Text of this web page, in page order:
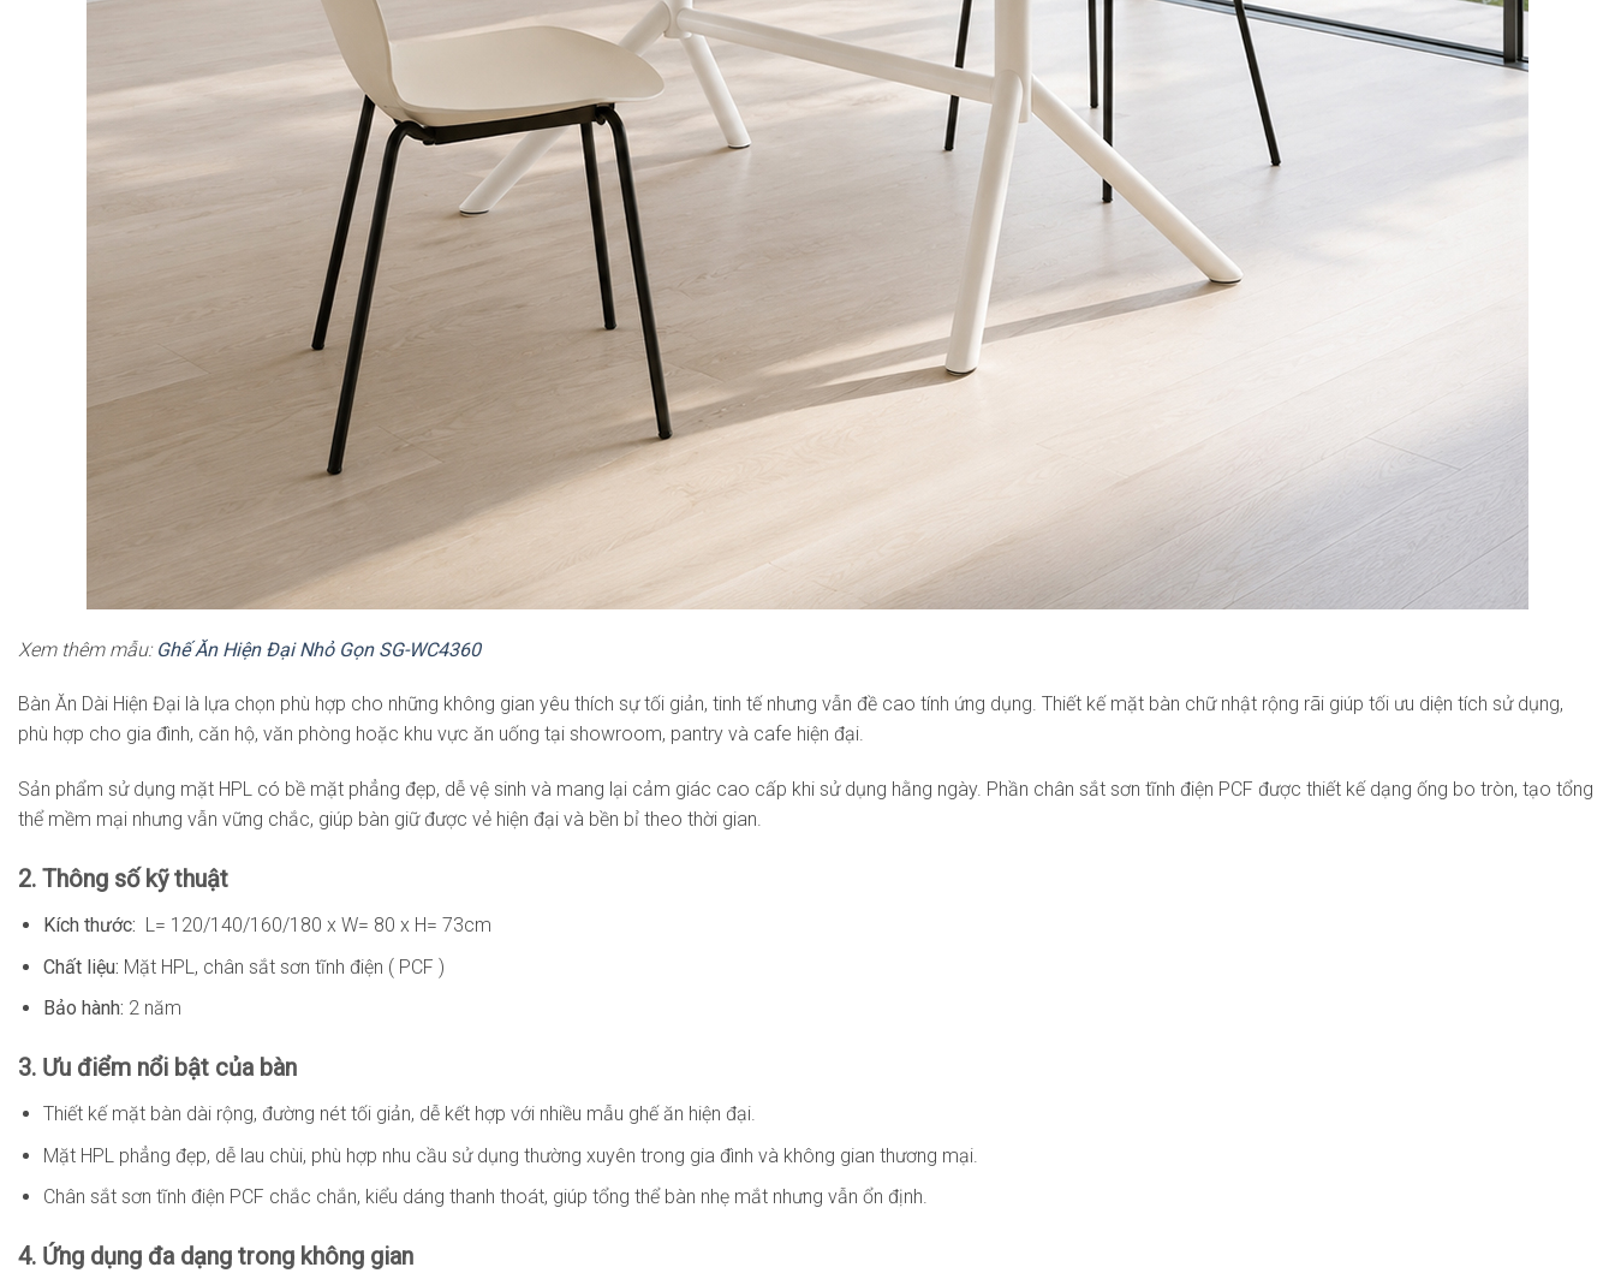
Xem thêm mẫu: Ghế Ăn Hiện Đại Nhỏ Gọn SG-WC4360
Bàn Ăn Dài Hiện Đại là lựa chọn phù hợp cho những không gian yêu thích sự tối giản, tinh tế nhưng vẫn đề cao tính ứng dụng. Thiết kế mặt bàn chữ nhật rộng rãi giúp tối ưu diện tích sử dụng,
phù hợp cho gia đình, căn hộ, văn phòng hoặc khu vực ăn uống tại showroom, pantry và cafe hiện đại.
Sản phẩm sử dụng mặt HPL có bề mặt phẳng đẹp, dễ vệ sinh và mang lại cảm giác cao cấp khi sử dụng hằng ngày. Phần chân sắt sơn tĩnh điện PCF được thiết kế dạng ống bo tròn, tạo tổng
thể mềm mại nhưng vẫn vững chắc, giúp bàn giữ được vẻ hiện đại và bền bỉ theo thời gian.
2. Thông số kỹ thuật
Kích thước: L= 120/140/160/180 x W= 80 x H= 73cm
Chất liệu: Mặt HPL, chân sắt sơn tĩnh điện ( PCF )
Bảo hành: 2 năm
3. Ưu điểm nổi bật của bàn
Thiết kế mặt bàn dài rộng, đường nét tối giản, dễ kết hợp với nhiều mẫu ghế ăn hiện đại.
Mặt HPL phẳng đẹp, dễ lau chùi, phù hợp nhu cầu sử dụng thường xuyên trong gia đình và không gian thương mại.
Chân sắt sơn tĩnh điện PCF chắc chắn, kiểu dáng thanh thoát, giúp tổng thể bàn nhẹ mắt nhưng vẫn ổn định.
4. Ứng dụng đa dạng trong không gian